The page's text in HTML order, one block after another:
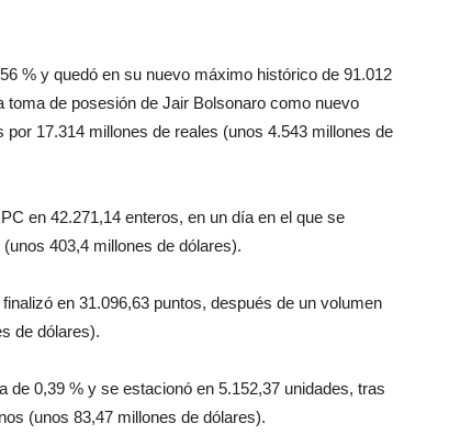
% y quedó en su nuevo máximo histórico de 91.012
de posesión de Jair Bolsonaro como nuevo
17.314 millones de reales (unos 4.543 millones de
en 42.271,14 enteros, en un día en el que se
403,4 millones de dólares).
en 31.096,63 puntos, después de un volumen
de dólares).
0,39 % y se estacionó en 5.152,37 unidades, tras
(unos 83,47 millones de dólares).